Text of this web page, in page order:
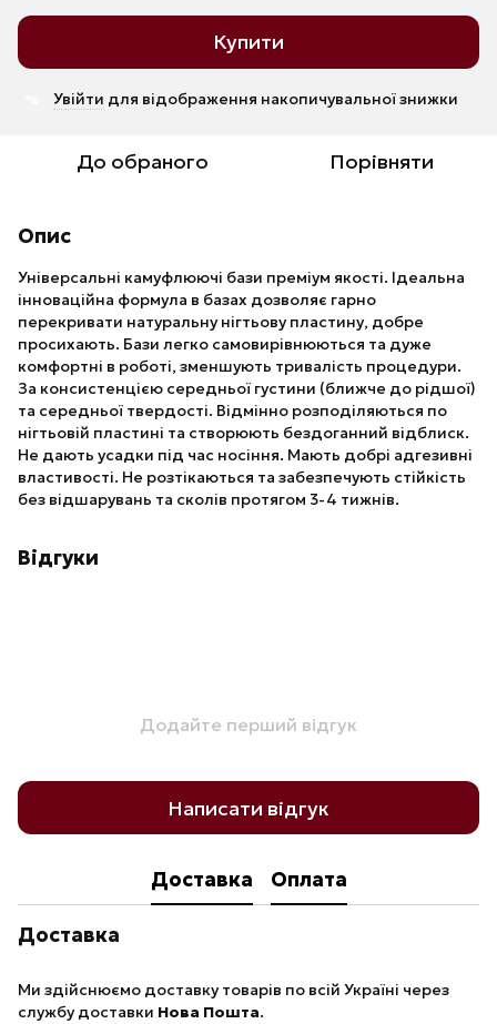
Купити
Увійти для відображення накопичувальної знижки
До обраного Порівняти
Опис
Універсальні камуфлюючі бази преміум якості. Ідеальна
інноваційна формула в базах дозволяє гарно
перекривати натуральну нігтьову пластину, добре
просихають. Бази легко самовирівнюються та дуже
комфортні в роботі, зменшують тривалість процедури.
За консистенцією середньої густини (ближче до рідшої)
та середньої твердості. Відмінно розподіляються по
нігтьовій пластині та створюють бездоганний відблиск.
Не дають усадки під час носіння. Мають добрі адгезивні
властивості. Не розтікаються та забезпечують стійкість
без відшарувань та сколів протягом 3-4 тижнів.
Відгуки
Додайте перший відгук
Написати відгук
Доставка Оплата
Доставка
Ми здійснюємо доставку товарів по всій Україні через
службу доставки Нова Пошта.